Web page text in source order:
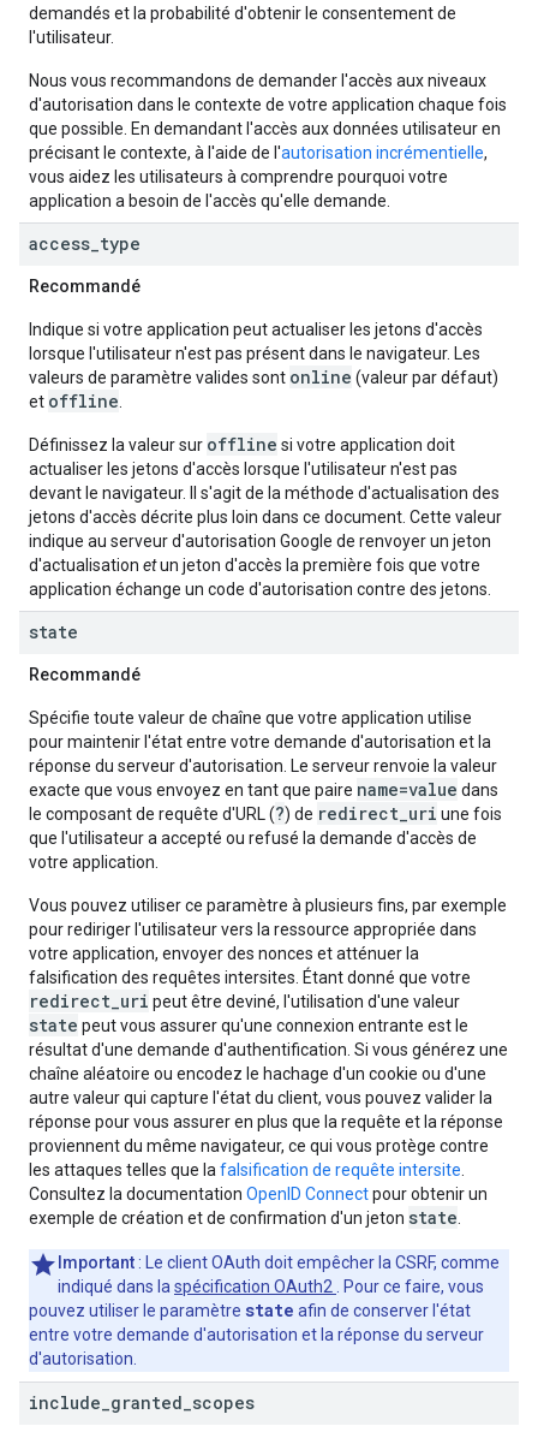
demandés et la probabilité d'obtenir le consentement de
l'utilisateur.
Nous vous recommandons de demander l'accès aux niveaux
d'autorisation dans le contexte de votre application chaque fois
que possible. En demandant l'accès aux données utilisateur en
précisant le contexte, à l'aide de l'autorisation incrémentielle,
vous aidez les utilisateurs à comprendre pourquoi votre
application a besoin de l'accès qu'elle demande.
access type
Recommandé
Indique si votre application peut actualiser les jetons d'accès
lorsque l'utilisateur n'est pas présent dans le navigateur. Les
valeurs de paramètre valides sont online (valeur par défaut)
et offline
Définissez la valeur sur offline si votre application doit
actualiser les jetons d'accès lorsque l'utilisateur n'est pas
devant le navigateur. Il s'agit de la méthode d'actualisation des
jetons d'accès décrite plus loin dans ce document. Cette valeur
indique au serveur d'autorisation Google de renvoyer un jeton
d'actualisation etun jeton d'accès la première fois que votre
application échange un code d'autorisation contre des jetons.
state
Recommandé
Spécifie toute valeur de chaîne que votre application utilise
pour maintenir l'état entre votre demande d'autorisation et la
réponse du serveur d'autorisation. Le serveur renvoie la valeur
exacte que vous envoyez en tant que paire name=value dans
le composant de requête d'URL (?) de redirect_uri une fois
que l'utilisateur a accepté ou refusé la demande d'accès de
votre application.
Vous pouvez utiliser ce paramètre à plusieurs fins, par exemple
pour rediriger l'utilisateur vers la ressource appropriée dans
votre application, envoyer des nonces et atténuer la
falsification des requêtes intersites. Étant donné que votre
redirect_uri peut être deviné, l'utilisation d'une valeur
state peut vous assurer qu'une connexion entrante est le
résultat d'une demande d'authentification. Si vous générez une
chaîne aléatoire ou encodez le hachage d'un cookie ou d'une
autre valeur qui capture l'état du client, vous pouvez valider la
réponse pour vous assurer en plus que la requête et la réponse
proviennent du même navigateur, ce qui vous protège contre
les attaques telles que la falsification de requête intersite
Consultez la documentation OpenID Connectpour obtenir un
exemple de création et de confirmation d'un jeton state
Important : Le client OAuth doit empêcher la CSRF, comme
indiqué dans la spécification OAuth2
. Pour ce faire, vous
pouvez utiliser le paramètre state afin de conserver l'état
entre votre demande d'autorisation et la réponse du serveur
d'autorisation.
include granted scopes